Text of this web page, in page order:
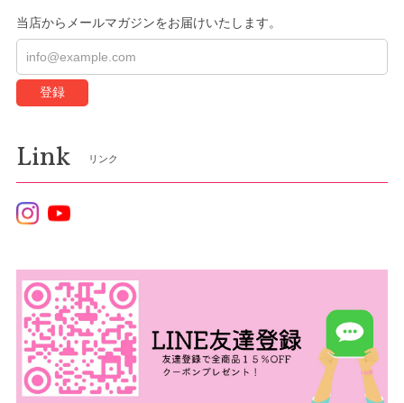
当店からメールマガジンをお届けいたします。
登録
Link リンク